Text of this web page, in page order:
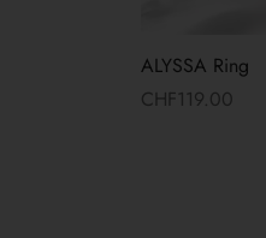
ALYSSA Ring
CHF119.00